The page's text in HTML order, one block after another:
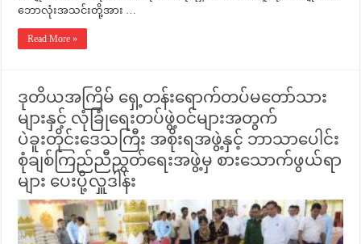
ဘောလုံးအသင်းတို့အား …
Read More »
ဒုတိယအကြိမ် ရှေ့တန်းရောက်တပ်မတော်သား
များနှင့် လုံခြုံရေးတပ်ဖွဲ့ဝင်များအတွက်
ပဲခူးတိုင်းဒေသကြီး အစိုးရအဖွဲ့နှင့် ဘာသာပေါင်း
စုံချစ်ကြည်ညီညွှတ်ရေးအဖွဲ့မှ စားသောက်ဖွယ်ရာ
များ ပေးပို့လှူဒါန်း